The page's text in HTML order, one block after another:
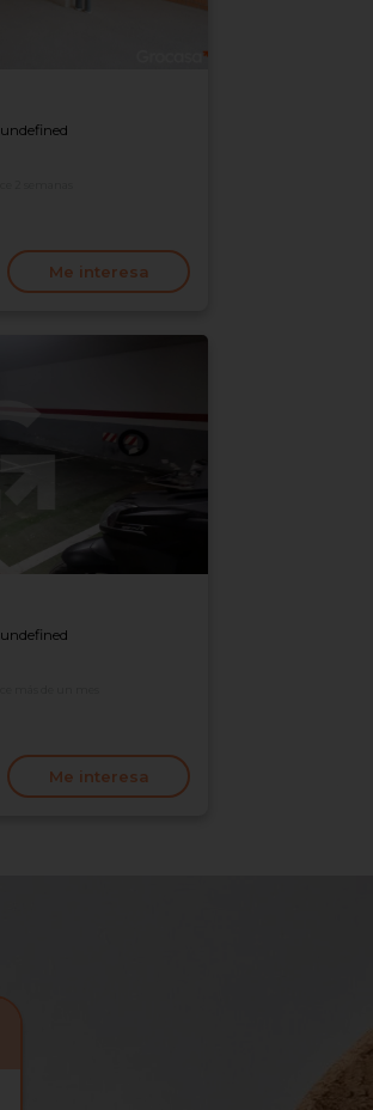
undefined
Me interesa
undefined
Me interesa